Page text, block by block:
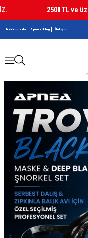
2500 TL ve üzeri
Hakkımızda Apnea Blog İletişim